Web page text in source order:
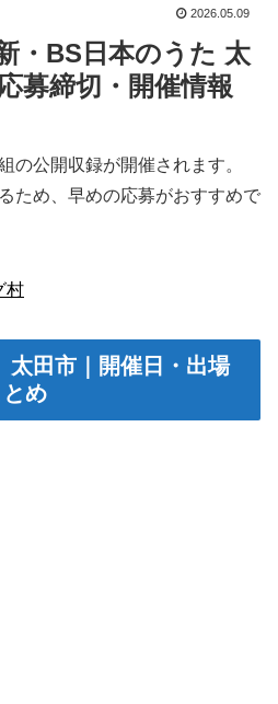
2026.05.09
・BS日本のうた 太
募締切・開催情報
の公開収録が開催されます。
ため、早めの応募がおすすめで
村
田市｜開催日・出場
め